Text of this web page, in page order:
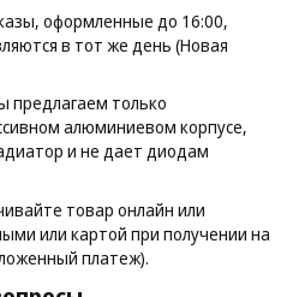
оформленные до 16:00,
в тот же день (Новая
предлагаем только
алюминиевом корпусе,
и не дает диодам
товар онлайн или
или картой при получении на
платеж).